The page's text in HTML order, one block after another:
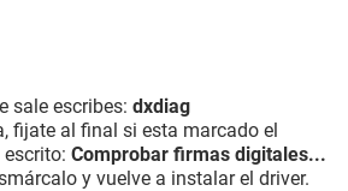
sale escribes: dxdiag
fijate al final si esta marcado el
Comprobar firmas digitales...
y vuelve a instalar el driver.